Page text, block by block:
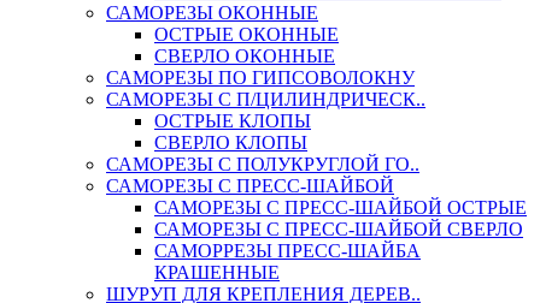
САМОРЕЗЫ ОКОННЫЕ
ОСТРЫЕ ОКОННЫЕ
СВЕРЛО ОКОННЫЕ
САМОРЕЗЫ ПО ГИПСОВОЛОКНУ
САМОРЕЗЫ С П/ЦИЛИНДРИЧЕСК..
ОСТРЫЕ КЛОПЫ
СВЕРЛО КЛОПЫ
САМОРЕЗЫ С ПОЛУКРУГЛОЙ ГО..
САМОРЕЗЫ С ПРЕСС-ШАЙБОЙ
САМОРЕЗЫ С ПРЕСС-ШАЙБОЙ ОСТРЫЕ
САМОРЕЗЫ С ПРЕСС-ШАЙБОЙ СВЕРЛО
САМОРРЕЗЫ ПРЕСС-ШАЙБА
КРАШЕННЫЕ
ШУРУП ДЛЯ КРЕПЛЕНИЯ ДЕРЕВ..